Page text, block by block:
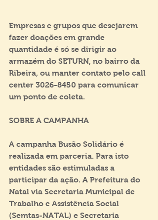
Empresas e grupos que desejarem
fazer doações em grande
quantidade é só se dirigir ao
armazém do SETURN, no bairro da
Ribeira, ou manter contato pelo call
center 3026-8450 para comunicar
um ponto de coleta.
SOBRE A CAMPANHA
A campanha Busão Solidário é
realizada em parceria. Para isto
entidades são estimuladas a
participar da ação. A Prefeitura do
Natal via Secretaria Municipal de
Trabalho e Assistência Social
(Semtas-NATAL) e Secretaria